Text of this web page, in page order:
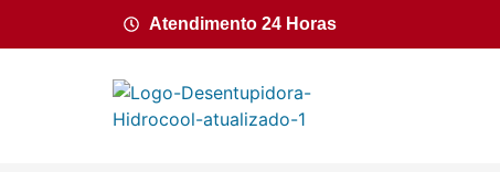
Atendimento 24 Horas